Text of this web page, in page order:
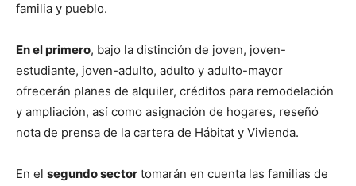
familia y pueblo.
En el primero, bajo la distinción de joven, joven-
estudiante, joven-adulto, adulto y adulto-mayor
ofrecerán planes de alquiler, créditos para remodelación
y ampliación, así como asignación de hogares, reseñó
nota de prensa de la cartera de Hábitat y Vivienda.
En el segundo sector tomarán en cuenta las familias de